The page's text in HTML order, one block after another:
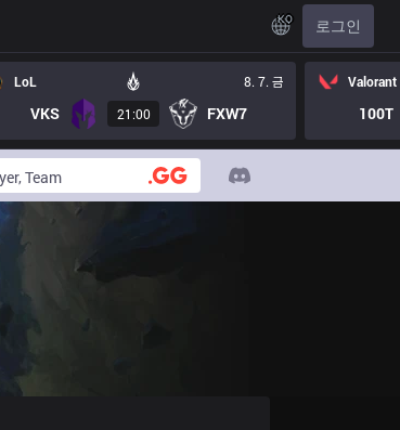
KO 로그인
LoL 8. 7. 금
VKS 21:00 FXW7
Valorant
100T